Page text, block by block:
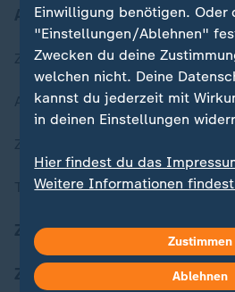
Aktuell bei ZDFheute
Zuletzt veröffentlicht
Aktuelle Sendungs-Videos
Themen im Überblick
ZDFheute Update
ZDFheute Apps
Einwilligung benötigen. Oder
"Einstellungen/Ablehnen"
Zwecken du deine
welchen nicht. Deine
kannst du jederzeit mit
in deinen Einstellungen
Hier findest du das
Weitere Informationen
Zustimmen
Ablehnen